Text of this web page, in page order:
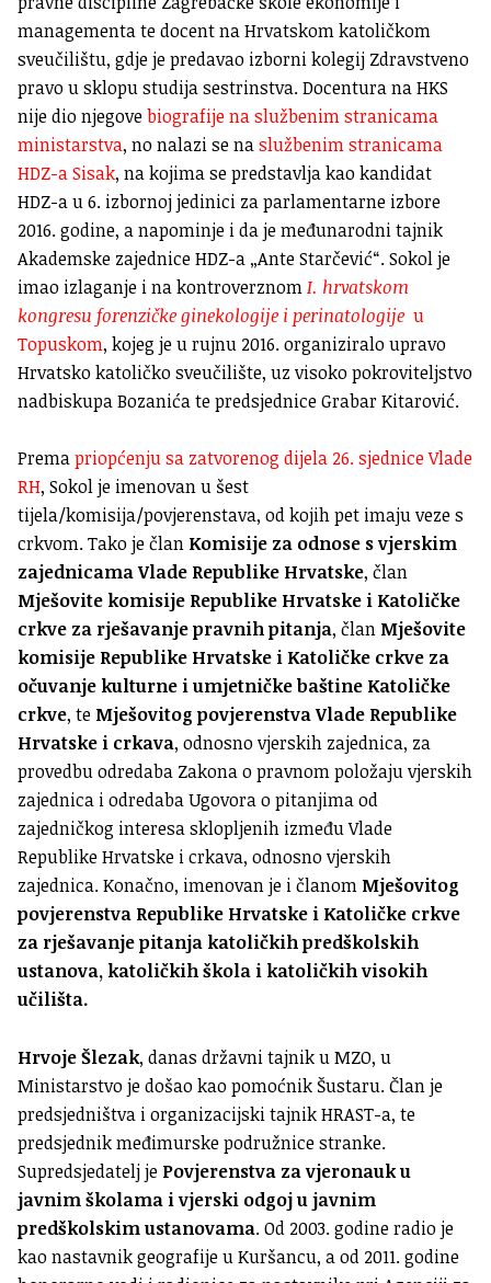
managementa te docent na Hrvatskom katoličkom
sveučilištu, gdje je predavao izborni kolegij Zdravstveno
pravo u sklopu studija sestrinstva. Docentura na HKS
nije dio njegovebiografije na službenim stranicama
ministarstva, no nalazi se naslužbenim stranicama
HDZ-a Sisak, na kojima se predstavlja kao kandidat
HDZ-a u 6. izbornoj jedinici za parlamentarne izbore
2016. godine, a napominje i da je međunarodni tajnik
Akademske zajednice HDZ-a „Ante Starčević“. Sokol je
imao izlaganje i na kontroverznomI. hrvatskom
kongresu forenzičke ginekologije i perinatologije u
Topuskom, kojeg je u rujnu 2016. organiziralo upravo
Hrvatsko katoličko sveučilište, uz visoko pokroviteljstvo
nadbiskupa Bozanića te predsjednice Grabar Kitarović.
Premapriopćenju sa zatvorenog dijela 26. sjednice Vlade
RH, Sokol je imenovan u šest
tijela/komisija/povjerenstava, od kojih pet imaju veze s
crkvom. Tako je član Komisije za odnose s vjerskim
zajednicama Vlade Republike Hrvatske, član
Mješovite komisije Republike Hrvatske i Katoličke
crkve za rješavanje pravnih pitanja, član Mješovite
komisije Republike Hrvatske i Katoličke crkve za
očuvanje kulturne i umjetničke baštine Katoličke
crkve, te Mješovitog povjerenstva Vlade Republike
Hrvatske i crkava, odnosno vjerskih zajednica, za
provedbu odredaba Zakona o pravnom položaju vjerskih
zajednica i odredaba Ugovora o pitanjima od
zajedničkog interesa sklopljenih između Vlade
Republike Hrvatske i crkava, odnosno vjerskih
zajednica. Konačno, imenovan je i članom Mješovitog
povjerenstva Republike Hrvatske i Katoličke crkve
za rješavanje pitanja katoličkih predškolskih
ustanova, katoličkih škola i katoličkih visokih
učilišta.
Hrvoje Šlezak, danas državni tajnik u MZO, u
Ministarstvo je došao kao pomoćnik Šustaru. Član je
predsjedništva i organizacijski tajnik HRAST-a, te
predsjednik međimurske podružnice stranke.
Supredsjedatelj je Povjerenstva za vjeronauk u
javnim školama i vjerski odgoj u javnim
predškolskim ustanovama. Od 2003. godine radio je
kao nastavnik geografije u Kuršancu, a od 2011. godine